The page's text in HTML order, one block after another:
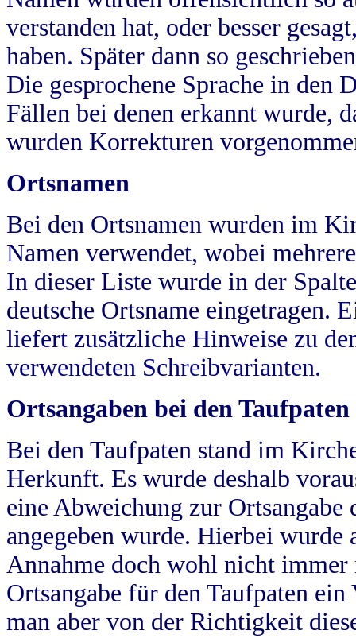
verstanden hat, oder besser
haben. Später dann so
Die gesprochene Sprache in
Fällen bei denen erkannt wurde,
wurden Korrekturen
Ortsnamen
Bei den Ortsnamen wurden im
Namen verwendet, wobei
In dieser Liste wurde in der
deutsche Ortsname eingetragen.
liefert zusätzliche Hinweise zu
verwendeten Schreibvarianten.
Ortsangaben bei den Taufpaten
Bei den Taufpaten stand im
Herkunft. Es wurde deshalb
eine Abweichung zur
angegeben wurde. Hierbei wurde
Annahme doch wohl nicht
Ortsangabe für den Taufpaten
man aber von der Richtigkeit